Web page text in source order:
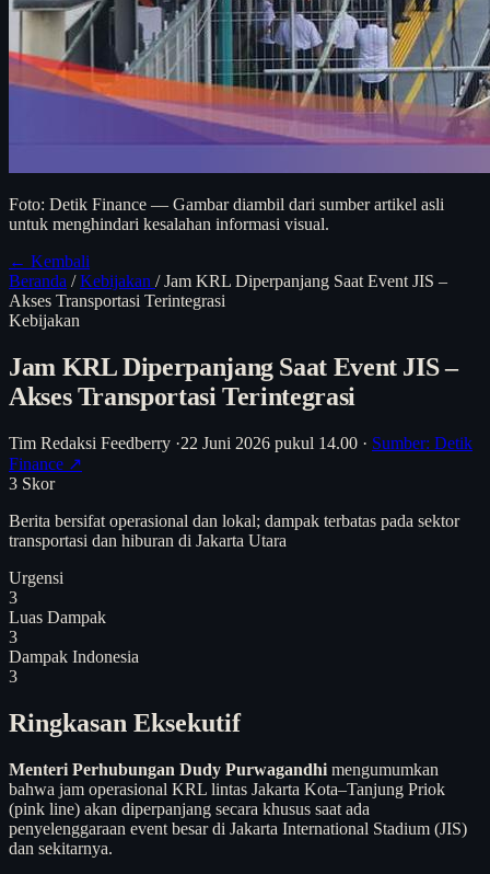
Foto: Detik Finance — Gambar diambil dari sumber artikel asli
untuk menghindari kesalahan informasi visual.
← Kembali
Beranda / Kebijakan / Jam KRL Diperpanjang Saat Event JIS –
Akses Transportasi Terintegrasi
Kebijakan
Jam KRL Diperpanjang Saat Event JIS –
Akses Transportasi Terintegrasi
Tim Redaksi Feedberry ·22 Juni 2026 pukul 14.00 · Sumber: Detik
Finance ↗
3 Skor
Berita bersifat operasional dan lokal; dampak terbatas pada sektor
transportasi dan hiburan di Jakarta Utara
Urgensi
3
Luas Dampak
3
Dampak Indonesia
3
Ringkasan Eksekutif
Menteri Perhubungan Dudy Purwagandhi mengumumkan
bahwa jam operasional KRL lintas Jakarta Kota–Tanjung Priok
(pink line) akan diperpanjang secara khusus saat ada
penyelenggaraan event besar di Jakarta International Stadium (JIS)
dan sekitarnya.